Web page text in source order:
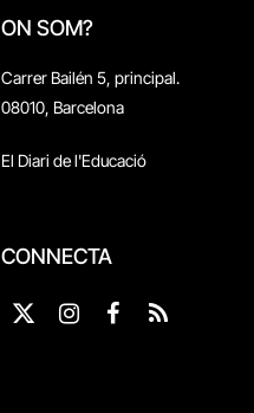
ON SOM?
Carrer Bailén 5, principal.
08010, Barcelona
El Diari de l'Educació
CONNECTA
X
Instagram
Facebook
RSS